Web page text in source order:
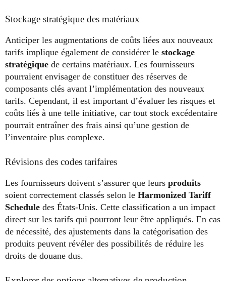
Stockage stratégique des matériaux
Anticiper les augmentations de coûts liées aux nouveaux
tarifs implique également de considérer le stockage
stratégique de certains matériaux. Les fournisseurs
pourraient envisager de constituer des réserves de
composants clés avant l’implémentation des nouveaux
tarifs. Cependant, il est important d’évaluer les risques et
coûts liés à une telle initiative, car tout stock excédentaire
pourrait entraîner des frais ainsi qu’une gestion de
l’inventaire plus complexe.
Révisions des codes tarifaires
Les fournisseurs doivent s’assurer que leurs produits
soient correctement classés selon le Harmonized Tariff
Schedule des États-Unis. Cette classification a un impact
direct sur les tarifs qui pourront leur être appliqués. En cas
de nécessité, des ajustements dans la catégorisation des
produits peuvent révéler des possibilités de réduire les
droits de douane dus.